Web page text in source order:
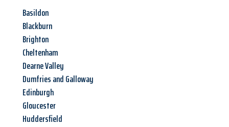
Basildon
Blackburn
Brighton
Cheltenham
Dearne Valley
Dumfries and Galloway
Edinburgh
Gloucester
Huddersfield